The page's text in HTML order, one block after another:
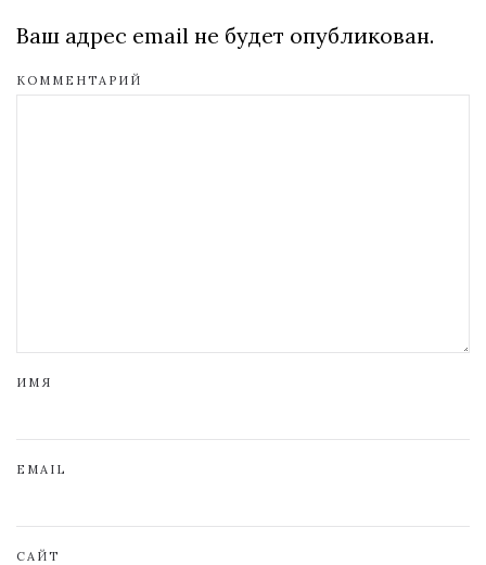
Ваш адрес email не будет опубликован.
КОММЕНТАРИЙ
ИМЯ
EMAIL
САЙТ